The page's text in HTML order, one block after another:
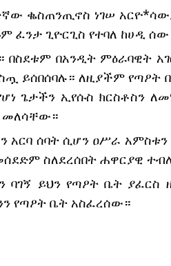
ቈስጠንጢኖስ ነገሠ
ፈንታ ጊዮርጊስ የተባለ ከሀዲ
በአንዲት ምዕራባዊት
ይሰበሰባሉ። ለዚያችም
ጌታችን ኢየሱስ ክርስቶስን
መለሳቸው።
ሰባት ሲሆን ዐሥራ
ስለደረሰበት ሐዋርያዊ
ይህን የጣዖት ቤት ያፈርስ
የጣዖት ቤት አስፈረሰው።